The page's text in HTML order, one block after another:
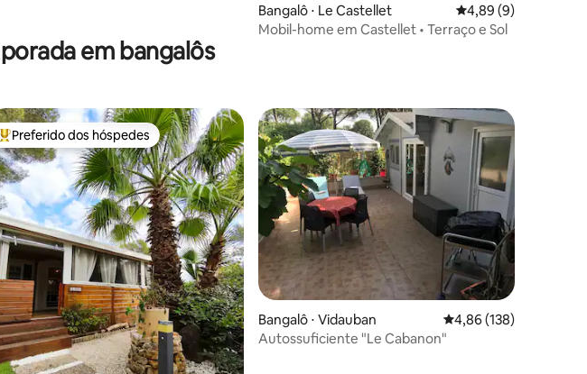
Bangalô ⋅ Le Castellet 4,89 de uma
4,89 (9)
Mobil-home em Castellet • Terraço e Sol
em bangalôs
média de 5, 5 avaliações
Entre os melhores preferidos dos hóspedes
Preferido dos hóspedes
Bangalô ⋅ Vidauban 4,86 de uma avaliação
4,86 (138)
Autossuficiente "Le Cabanon"